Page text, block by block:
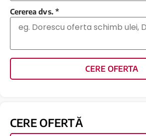
Cererea dvs. *
CERE OFERTA
CERE OFERTĂ